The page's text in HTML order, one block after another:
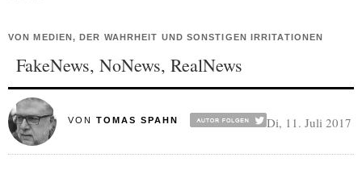
VON MEDIEN, DER WAHRHEIT UND SONSTIGEN IRRITATIONEN
FakeNews, NoNews, RealNews
VON TOMAS SPAHN Di, 11. Juli 2017